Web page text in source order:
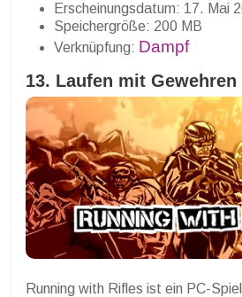
Erscheinungsdatum: 17. Mai
Speichergröße: 200 MB
Verknüpfung: Dampf
13. Laufen mit Gewehren
Running with Rifles ist ein PC-